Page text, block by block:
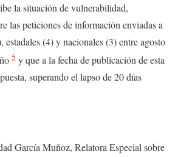
la situación de vulnerabilidad,
las peticiones de información enviadas a
estadales (4) y nacionales (3) entre agosto
5 y que a la fecha de publicación de esta
superando el lapso de 20 días
García Muñoz, Relatora Especial sobre